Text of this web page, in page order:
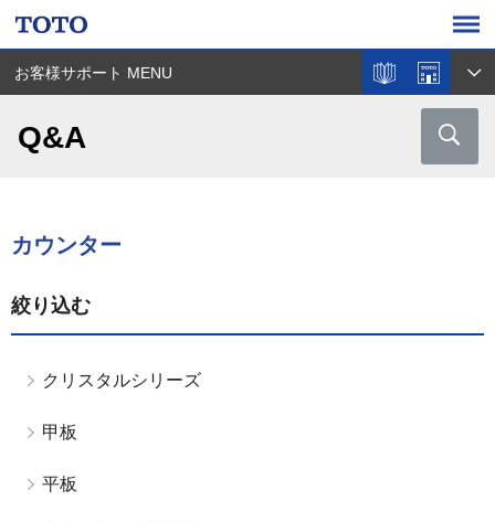
お客様サポート MENU
Q&A
カウンター
絞り込む
クリスタルシリーズ
甲板
平板